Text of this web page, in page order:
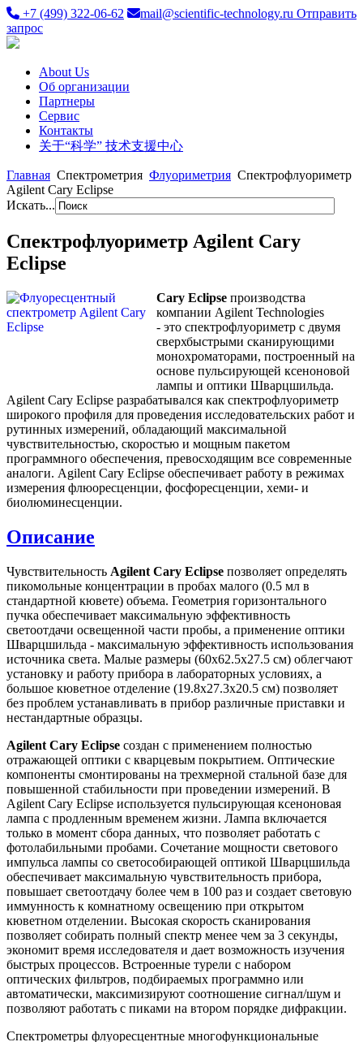
+7 (499) 322-06-62 mail@scientific-technology.ru Отправить
запрос
About Us
Об организации
Партнеры
Сервис
Контакты
关于“科学” 技术支援中心
Главная Спектрометрия Флуориметрия Спектрофлуориметр
Agilent Cary Eclipse
Искать...
Спектрофлуориметр Agilent Cary
Eclipse
Cary Eclipse производства
компании Agilent Technologies
- это спектрофлуориметр с двумя
сверхбыстрыми сканирующими
монохроматорами, построенный на
основе пульсирующей ксеноновой
лампы и оптики Шварцшильда.
Agilent Cary Eclipse разрабатывался как спектрофлуориметр
широкого профиля для проведения исследовательских работ и
рутинных измерений, обладающий максимальной
чувствительностью, скоростью и мощным пакетом
программного обеспечения, превосходящим все современные
аналоги. Agilent Cary Eclipse обеспечивает работу в режимах
измерения флюоресценции, фосфоресценции, хеми- и
биолюминесценции.
Описание
Чувствительность Agilent Cary Eclipse позволяет определять
пикомольные концентрации в пробах малого (0.5 мл в
стандартной кювете) объема. Геометрия горизонтального
пучка обеспечивает максимальную эффективность
светоотдачи освещенной части пробы, а применение оптики
Шварцшильда - максимальную эффективность использования
источника света. Малые размеры (60х62.5х27.5 см) облегчают
установку и работу прибора в лабораторных условиях, а
большое кюветное отделение (19.8х27.3х20.5 см) позволяет
без проблем устанавливать в прибор различные приставки и
нестандартные образцы.
Agilent Cary Eclipse создан с применением полностью
отражающей оптики с кварцевым покрытием. Оптические
компоненты смонтированы на трехмерной стальной базе для
повышенной стабильности при проведении измерений. В
Agilent Cary Eclipse используется пульсирующая ксеноновая
лампа с продленным временем жизни. Лампа включается
только в момент сбора данных, что позволяет работать с
фотолабильными пробами. Сочетание мощности светового
импульса лампы со светособирающей оптикой Шварцшильда
обеспечивает максимальную чувствительность прибора,
повышает светоотдачу более чем в 100 раз и создает световую
иммунность к комнатному освещению при открытом
кюветном отделении. Высокая скорость сканирования
позволяет собирать полный спектр менее чем за 3 секунды,
экономит время исследователя и дает возможность изучения
быстрых процессов. Встроенные турели с набором
оптических фильтров, подбираемых программно или
автоматически, максимизируют соотношение сигнал/шум и
позволяют работать с пиками на втором порядке дифракции.
Спектрометры флуоресцентные многофункциональные